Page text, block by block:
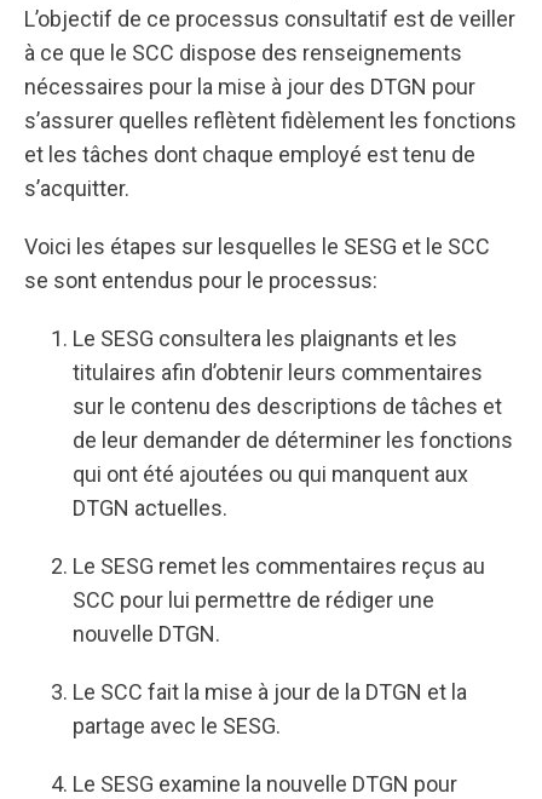
L’objectif de ce processus consultatif est de veiller
à ce que le SCC dispose des renseignements
nécessaires pour la mise à jour des DTGN pour
s’assurer quelles reflètent fidèlement les fonctions
et les tâches dont chaque employé est tenu de
s’acquitter.
Voici les étapes sur lesquelles le SESG et le SCC
se sont entendus pour le processus:
Le SESG consultera les plaignants et les
titulaires afin d’obtenir leurs commentaires
sur le contenu des descriptions de tâches et
de leur demander de déterminer les fonctions
qui ont été ajoutées ou qui manquent aux
DTGN actuelles.
Le SESG remet les commentaires reçus au
SCC pour lui permettre de rédiger une
nouvelle DTGN.
Le SCC fait la mise à jour de la DTGN et la
partage avec le SESG.
Le SESG examine la nouvelle DTGN pour